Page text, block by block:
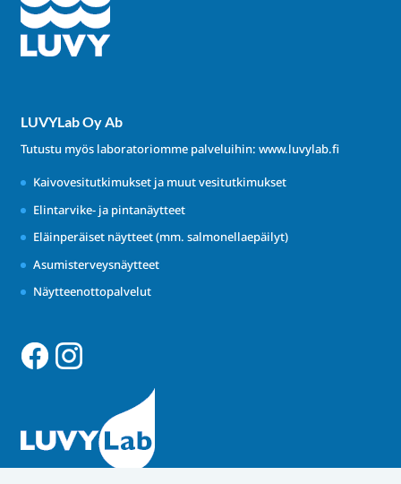
LUVYLab Oy Ab
Tutustu myös laboratoriomme palveluihin: www.luvylab.fi
Kaivovesitutkimukset ja muut vesitutkimukset
Elintarvike- ja pintanäytteet
Eläinperäiset näytteet (mm. salmonellaepäilyt)
Asumisterveysnäytteet
Näytteenottopalvelut